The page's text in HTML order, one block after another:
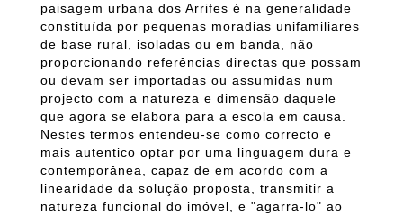
paisagem urbana dos Arrifes é na generalidade
constituída por pequenas moradias unifamiliares
de base rural, isoladas ou em banda, não
proporcionando referências directas que possam
ou devam ser importadas ou assumidas num
projecto com a natureza e dimensão daquele
que agora se elabora para a escola em causa.
Nestes termos entendeu-se como correcto e
mais autentico optar por uma linguagem dura e
contemporânea, capaz de em acordo com a
linearidade da solução proposta, transmitir a
natureza funcional do imóvel, e "agarra-lo" ao